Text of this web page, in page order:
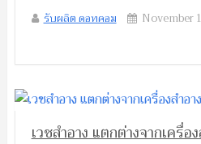
รับผลิต ดอทคอม November
เวชสำอาง แตกต่างจากเครื่อ